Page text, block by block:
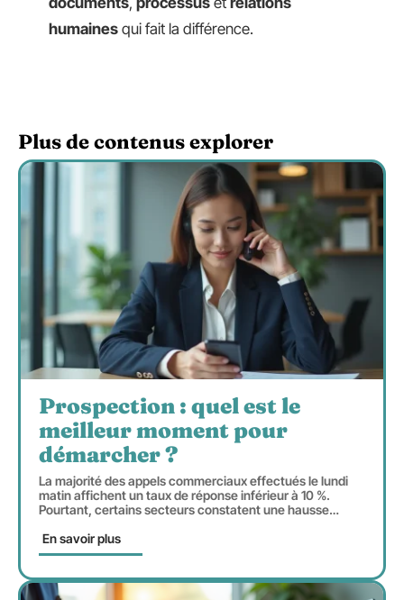
humaines qui fait la différence.
Plus de contenus explorer
Prospection : quel est le
meilleur moment pour
démarcher ?
La majorité des appels commerciaux effectués le lundi
matin affichent un taux de réponse inférieur à 10 %.
Pourtant, certains secteurs constatent une hausse…
En savoir plus